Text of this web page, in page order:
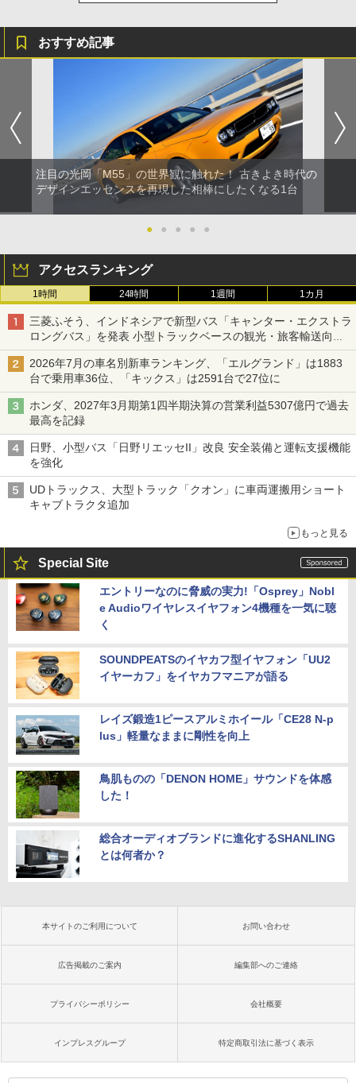
おすすめ記事
注目の光岡「M55」の世界観に触れた！ 古きよき時代の
デザインエッセンスを再現した相棒にしたくなる1台
● ● ● ● ●
アクセスランキング
1時間 24時間 1週間 1カ月
三菱ふそう、インドネシアで新型バス「キャンター・エクストラ
ロングバス」を発表 小型トラックベースの観光・旅客輸送向け
バス
2026年7月の車名別新車ランキング、「エルグランド」は1883
台で乗用車36位、「キックス」は2591台で27位に
ホンダ、2027年3月期第1四半期決算の営業利益5307億円で過去
最高を記録
日野、小型バス「日野リエッセII」改良 安全装備と運転支援機能
を強化
UDトラックス、大型トラック「クオン」に車両運搬用ショート
キャブトラクタ追加
もっと見る
Special Site
エントリーなのに脅威の実力!「Osprey」Nobl
e Audioワイヤレスイヤフォン4機種を一気に聴
く
SOUNDPEATSのイヤカフ型イヤフォン「UU2
イヤーカフ」をイヤカフマニアが語る
レイズ鍛造1ピースアルミホイール「CE28 N-p
lus」軽量なままに剛性を向上
鳥肌ものの「DENON HOME」サウンドを体感
した！
総合オーディオブランドに進化するSHANLING
とは何者か？
本サイトのご利用について お問い合わせ
広告掲載のご案内 編集部へのご連絡
プライバシーポリシー 会社概要
インプレスグループ 特定商取引法に基づく表示